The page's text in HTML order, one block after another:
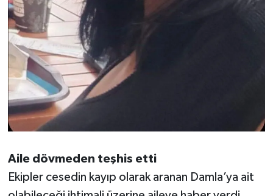
Aile dövmeden teşhis etti
Ekipler cesedin kayıp olarak aranan Damla’ya ait